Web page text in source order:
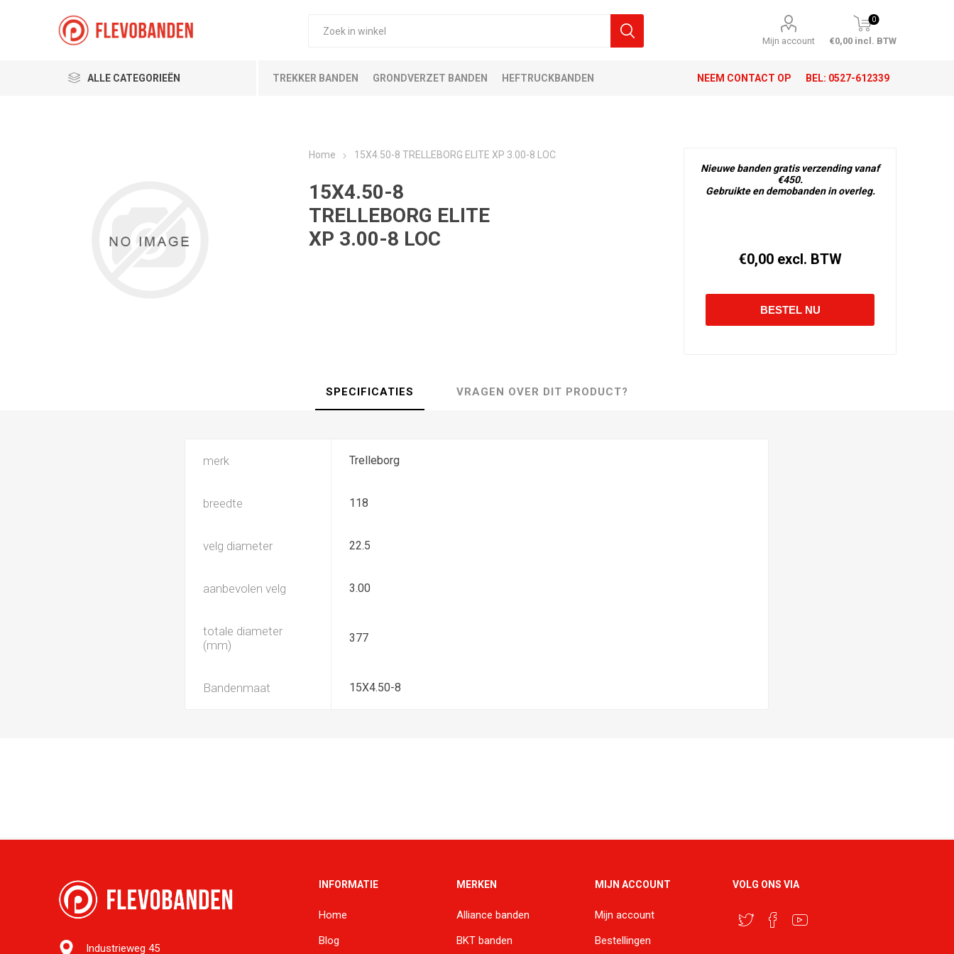
Mijn account
0
€0,00 incl. BTW
ALLE CATEGORIEËN TREKKER BANDEN GRONDVERZET BANDEN HEFTRUCKBANDEN NEEM CONTACT OP BEL: 0527-612339
Home 15X4.50-8 TRELLEBORG ELITE XP 3.00-8 LOC
15X4.50-8
TRELLEBORG ELITE
XP 3.00-8 LOC
Nieuwe banden gratis verzending vanaf
€450.
Gebruikte en demobanden in overleg.
€0,00 excl. BTW
SPECIFICATIES VRAGEN OVER DIT PRODUCT?
merk Trelleborg
breedte 118
velg diameter 22.5
aanbevolen velg 3.00
totale diameter
(mm)
377
Bandenmaat 15X4.50-8
Industrieweg 45
INFORMATIE
Home
Blog
MERKEN
Alliance banden
BKT banden
MIJN ACCOUNT
Mijn account
Bestellingen
VOLG ONS VIA